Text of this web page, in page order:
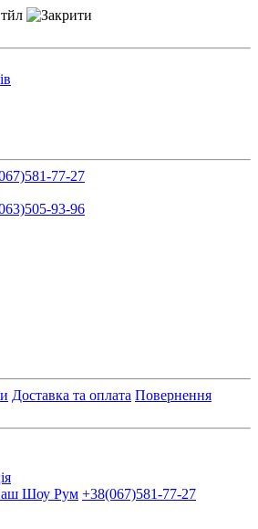
77-27
93-96
Доставка та оплата Повернення
Шоу Рум +38(067)581-77-27